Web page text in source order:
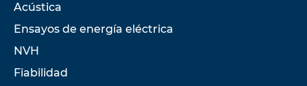
Acústica
Ensayos de energía eléctrica
NVH
Fiabilidad